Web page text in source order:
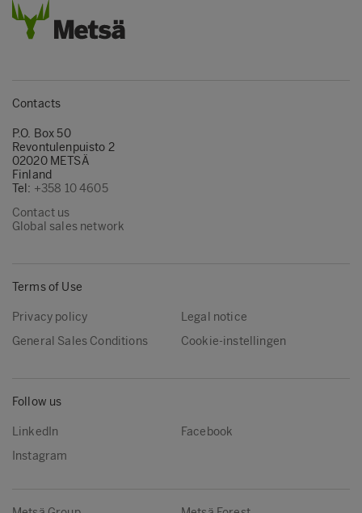
Contacts
P.O. Box 50
Revontulenpuisto 2
02020 METSÄ
Finland
Tel: +358 10 4605
Contact us
Global sales network
Terms of Use
Privacy policy
Legal notice
General Sales Conditions
Cookie-instellingen
Follow us
LinkedIn
Facebook
Instagram